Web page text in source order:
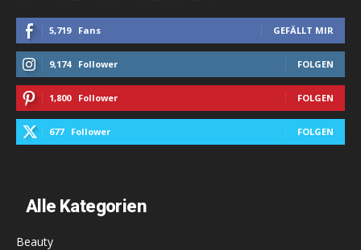
5,719 Fans GEFÄLLT MIR
9,174 Follower FOLGEN
1,800 Follower FOLGEN
677 Follower FOLGEN
Alle Kategorien
Beauty